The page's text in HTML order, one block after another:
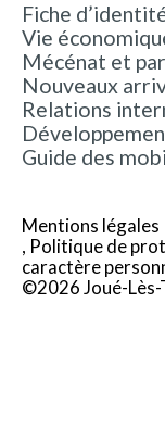
Fiche
Vie
Mécénat et
Nouveaux
Relations
Guide des
Mentions légales
Politique de
caractère
©2026 Joué-